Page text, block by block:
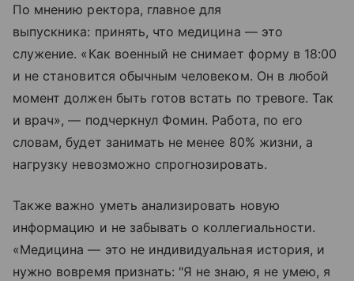
По мнению ректора, главное для
выпускника: принять, что медицина — это
служение. «Как военный не снимает форму в 18:00
и не становится обычным человеком. Он в любой
момент должен быть готов встать по тревоге. Так
и врач», — подчеркнул Фомин. Работа, по его
словам, будет занимать не менее 80% жизни, а
нагрузку невозможно спрогнозировать.
Также важно уметь анализировать новую
информацию и не забывать о коллегиальности.
«Медицина — это не индивидуальная история, и
нужно вовремя признать: "Я не знаю, я не умею, я